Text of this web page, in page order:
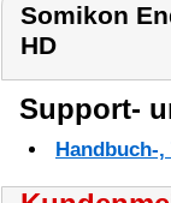
Somikon
HD
Support-
Handbuch-